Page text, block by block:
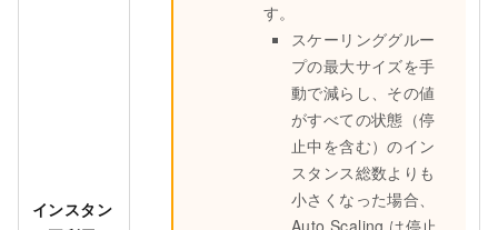
インスタン
す。
スケーリンググルー
プの最大サイズを手
動で減らし、その値
がすべての状態（停
止中を含む）のイン
スタンス総数よりも
小さくなった場合、
Auto Scaling は停止